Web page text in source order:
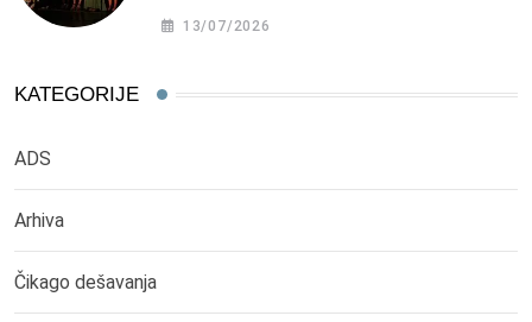
13/07/2026
KATEGORIJE
ADS
Arhiva
Čikago dešavanja